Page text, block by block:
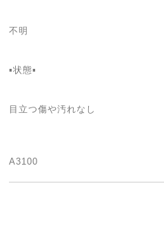
不明
▪️状態▪️
目立つ傷や汚れなし
A3100